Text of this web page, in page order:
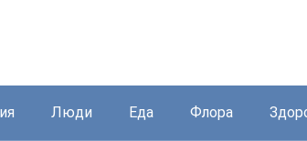
Люди Еда Флора